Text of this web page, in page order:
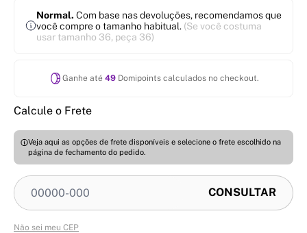
Normal. Com base nas devoluções, recomendamos que
você compre o tamanho habitual. (Se você costuma
usar tamanho 36, peça 36)
Ganhe até 49Domipoints calculados no checkout.
Calcule o Frete
Veja aqui as opções de frete disponíveis e selecione o frete escolhido na
página de fechamento do pedido.
Não sei meu CEP